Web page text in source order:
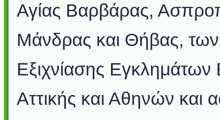
Αγίας Βαρβάρας,
Μάνδρας και Θήβας,
Εξιχνίασης Εγκλημάτων
Αττικής και Αθηνών